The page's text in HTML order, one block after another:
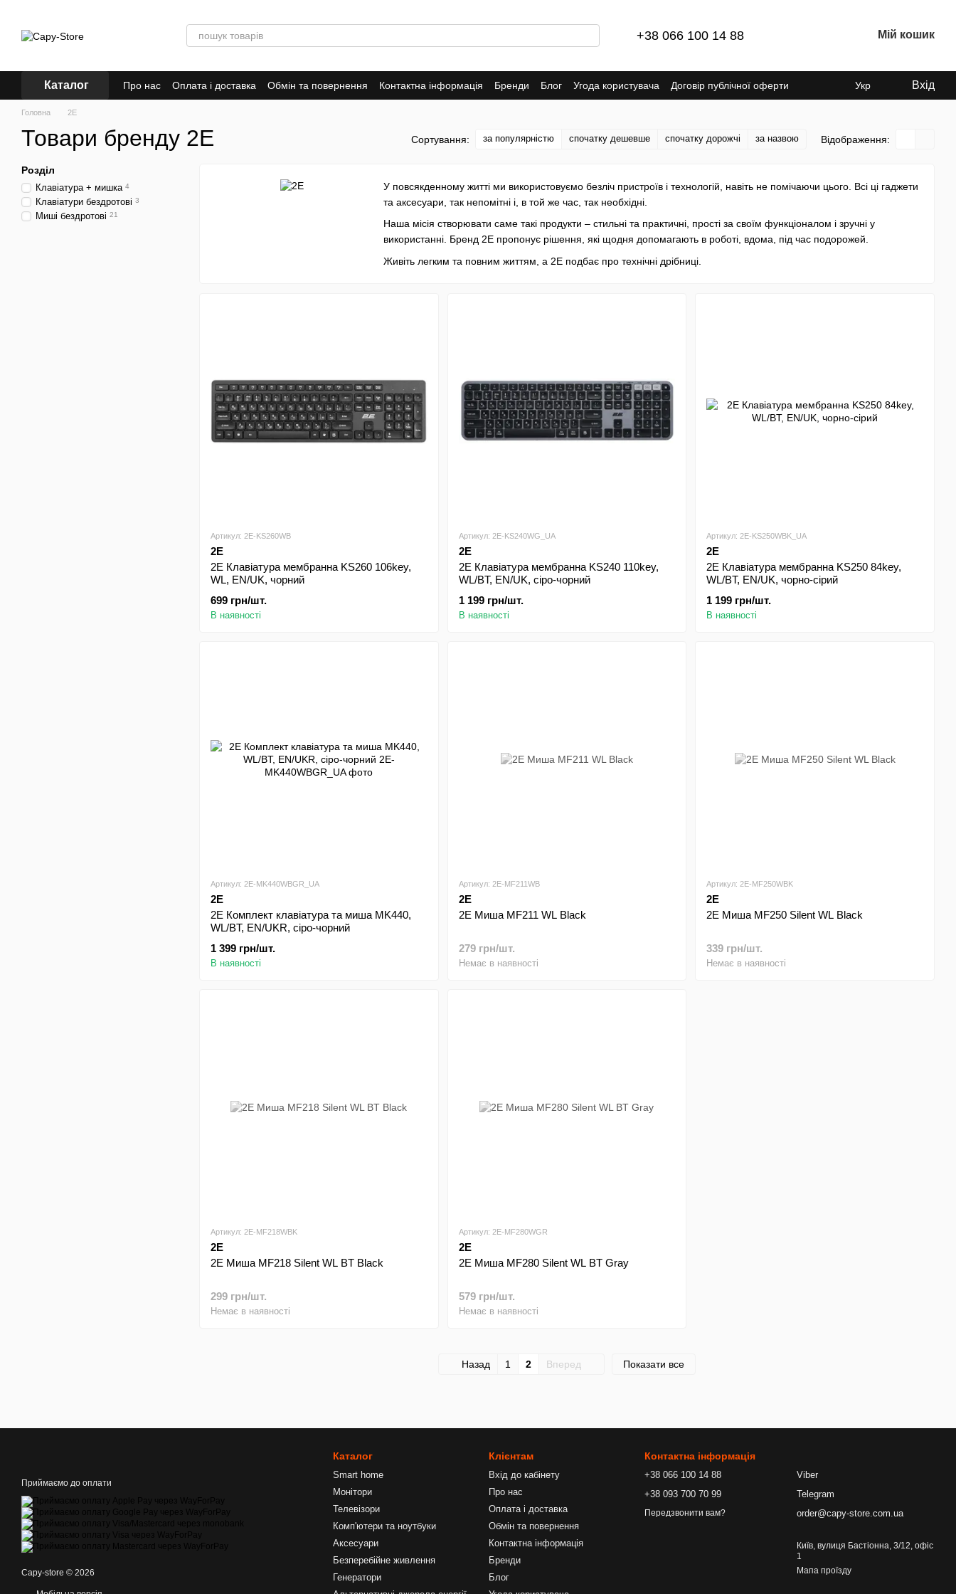
+38 066 100 14 88 Мій кошик
Каталог Про нас Оплата і доставка Обмін та повернення Контактна інформація Бренди Блог Угода користувача
Договір публічної оферти
Відгуки про магазин
Укр Вхід
Головна 2E
Товари бренду 2E Сортування: за популярністю спочатку дешевше спочатку дорожчі за назвою Відображення:
У повсякденному житті ми використовуємо безліч пристроїв і технологій, навіть не помічаючи цього. Всі ці гаджети
та аксесуари, так непомітні і, в той же час, так необхідні.
Наша місія створювати саме такі продукти – стильні та практичні, прості за своїм функціоналом і зручні у
використанні. Бренд 2Е пропонує рішення, які щодня допомагають в роботі, вдома, під час подорожей.
Живіть легким та повним життям, а 2E подбає про технічні дрібниці.
Артикул: 2E-KS260WB
2E
2E Клавіатура мембранна KS260 106key,
WL, EN/UK, чорний
699 грн/шт.
В наявності
Артикул: 2E-KS240WG_UA
2E
2E Клавіатура мембранна KS240 110key,
WL/BT, EN/UK, сіро-чорний
1 199 грн/шт.
В наявності
Артикул: 2E-KS250WBK_UA
2E
2E Клавіатура мембранна KS250 84key,
WL/BT, EN/UK, чорно-сірий
1 199 грн/шт.
В наявності
Артикул: 2E-MK440WBGR_UA
2E
2E Комплект клавіатура та миша MK440,
WL/BT, EN/UKR, сіро-чорний
1 399 грн/шт.
В наявності
Артикул: 2E-MF211WB
2E
2E Миша MF211 WL Black
279 грн/шт.
Немає в наявності
Артикул: 2E-MF250WBK
2E
2E Миша MF250 Silent WL Black
339 грн/шт.
Немає в наявності
Артикул: 2E-MF218WBK
2E
2E Миша MF218 Silent WL BT Black
299 грн/шт.
Немає в наявності
Артикул: 2E-MF280WGR
2E
2E Миша MF280 Silent WL BT Gray
579 грн/шт.
Немає в наявності
Назад 1 2 Вперед Показати все
Розділ
Клавіатура + мишка 4
Клавіатури бездротові 3
Миші бездротові 21
Приймаємо до оплати
Capy-store © 2026
Каталог
Smart home
Монітори
Телевізори
Комп'ютери та ноутбуки
Аксесуари
Безперебійне живлення
Генератори
Клієнтам
Вхід до кабінету
Про нас
Оплата і доставка
Обмін та повернення
Контактна інформація
Бренди
Блог
Контактна інформація
+38 066 100 14 88
+38 093 700 70 99
Передзвонити вам?
Viber
Telegram
order@capy-store.com.ua
Київ, вулиця Бастіонна, 3/12, офіс
1
Мапа проїзду